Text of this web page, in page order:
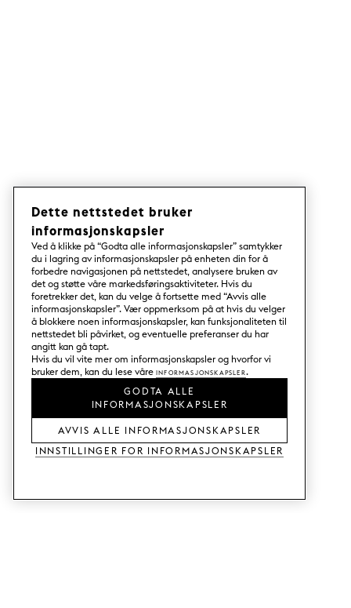
Dette nettstedet bruker
informasjonskapsler
Ved å klikke på “Godta alle informasjonskapsler” samtykker
du i lagring av informasjonskapsler på enheten din for å
forbedre navigasjonen på nettstedet, analysere bruken av
det og støtte våre markedsføringsaktiviteter. Hvis du
foretrekker det, kan du velge å fortsette med “Avvis alle
informasjonskapsler”. Vær oppmerksom på at hvis du velger
å blokkere noen informasjonskapsler, kan funksjonaliteten til
nettstedet bli påvirket, og eventuelle preferanser du har
angitt kan gå tapt.
Hvis du vil vite mer om informasjonskapsler og hvorfor vi
bruker dem, kan du lese våre Informasjonskapsler.
GODTA ALLE
INFORMASJONSKAPSLER
AVVIS ALLE INFORMASJONSKAPSLER
Innstillinger for informasjonskapsler